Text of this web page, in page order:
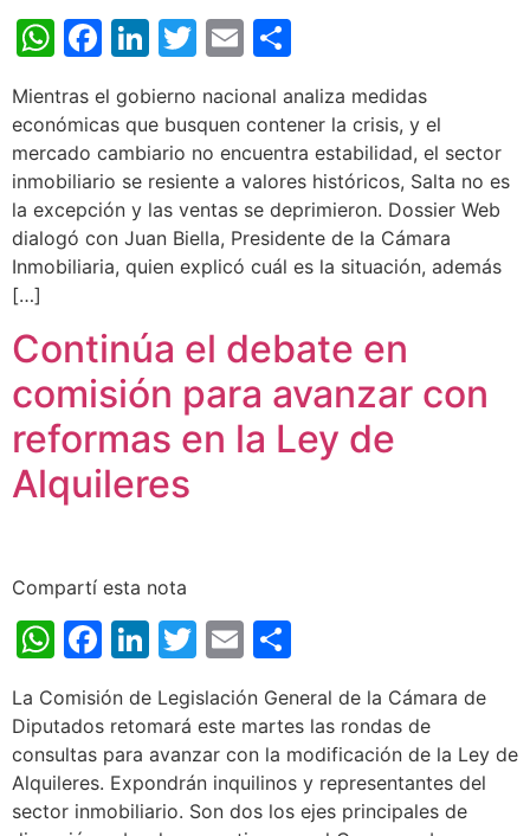
WhatsApp
Facebook
LinkedIn
Twitter
Email
Mientras el gobierno nacional analiza medidas
económicas que busquen contener la crisis, y el
mercado cambiario no encuentra estabilidad, el sector
inmobiliario se resiente a valores históricos, Salta no es
la excepción y las ventas se deprimieron. Dossier Web
dialogó con Juan Biella, Presidente de la Cámara
Inmobiliaria, quien explicó cuál es la situación, además
[…]
Continúa el debate en
comisión para avanzar con
reformas en la Ley de
Alquileres
Compartí esta nota
WhatsApp
Facebook
LinkedIn
Twitter
Email
La Comisión de Legislación General de la Cámara de
Diputados retomará este martes las rondas de
consultas para avanzar con la modificación de la Ley de
Alquileres. Expondrán inquilinos y representantes del
sector inmobiliario. Son dos los ejes principales de